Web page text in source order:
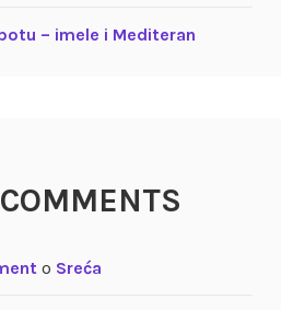
– imele i Mediteran
o Sreća